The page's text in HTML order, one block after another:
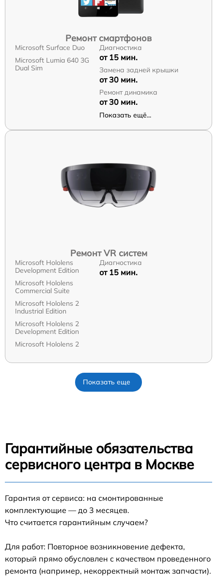
Ремонт смартфонов
Microsoft Surface Duo
Microsoft Lumia 640 3G
Dual Sim
Диагностика
от 15 мин.
Замена задней крышки
от 30 мин.
Ремонт динамика
от 30 мин.
Показать ещё...
Ремонт VR систем
Microsoft Hololens
Development Edition
Microsoft Hololens
Commercial Suite
Microsoft Hololens 2
Industrial Edition
Microsoft Hololens 2
Development Edition
Microsoft Hololens 2
Диагностика
от 15 мин.
Показать еще
Гарантийные обязательства
сервисного центра в Москве
Гарантия от сервиса: на смонтированные
комплектующие — до 3 месяцев.
Что считается гарантийным случаем?
Для работ: Повторное возникновение дефекта,
который прямо обусловлен с качеством проведенного
ремонта (например, некорректный монтаж запчасти).